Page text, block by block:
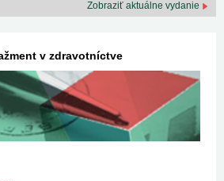
Zobraziť aktuálne vydanie
v zdravotníctve